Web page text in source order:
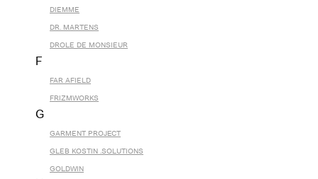
DIEMME
DR. MARTENS
DROLE DE MONSIEUR
F
FAR AFIELD
FRIZMWORKS
G
GARMENT PROJECT
GLEB KOSTIN .SOLUTIONS
GOLDWIN